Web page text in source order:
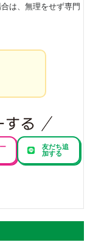
は、無理をせず専門
友だち追
加する